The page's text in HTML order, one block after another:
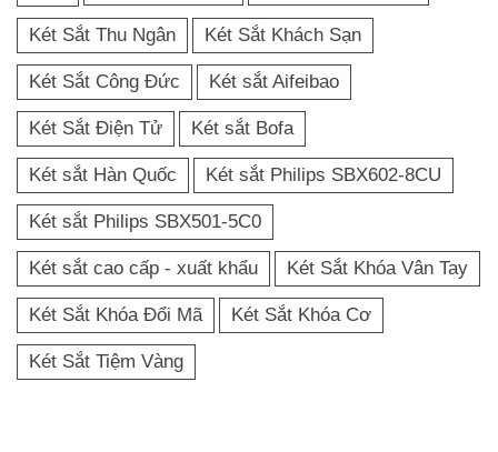
Két Sắt Thu Ngân Két Sắt Khách Sạn
Két Sắt Công Đức Két sắt Aifeibao
Két Sắt Điện Tử Két sắt Bofa
Két sắt Hàn Quốc Két sắt Philips SBX602-8CU
Két sắt Philips SBX501-5C0
Két sắt cao cấp - xuất khẩu Két Sắt Khóa Vân Tay
Két Sắt Khóa Đổi Mã Két Sắt Khóa Cơ
Két Sắt Tiệm Vàng